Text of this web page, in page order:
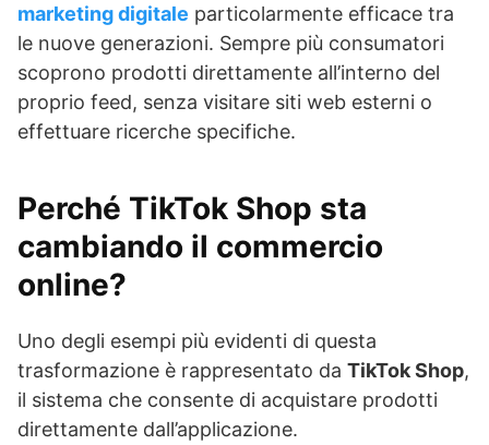
marketing digitale particolarmente efficace tra
le nuove generazioni. Sempre più consumatori
scoprono prodotti direttamente all’interno del
proprio feed, senza visitare siti web esterni o
effettuare ricerche specifiche.
Perché TikTok Shop sta
cambiando il commercio
online?
Uno degli esempi più evidenti di questa
trasformazione è rappresentato da TikTok Shop,
il sistema che consente di acquistare prodotti
direttamente dall’applicazione.